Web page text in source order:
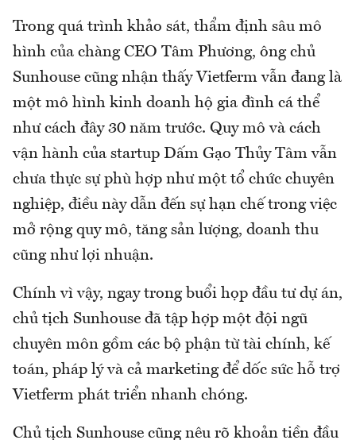
Trong quá trình khảo sát, thẩm định sâu mô
hình của chàng CEO Tâm Phương, ông chủ
Sunhouse cũng nhận thấy Vietferm vẫn đang là
một mô hình kinh doanh hộ gia đình cá thể
như cách đây 30 năm trước. Quy mô và cách
vận hành của startup Dấm Gạo Thủy Tâm vẫn
chưa thực sự phù hợp như một tổ chức chuyên
nghiệp, điều này dẫn đến sự hạn chế trong việc
mở rộng quy mô, tăng sản lượng, doanh thu
cũng như lợi nhuận.
Chính vì vậy, ngay trong buổi họp đầu tư dự án,
chủ tịch Sunhouse đã tập hợp một đội ngũ
chuyên môn gồm các bộ phận từ tài chính, kế
toán, pháp lý và cả marketing để dốc sức hỗ trợ
Vietferm phát triển nhanh chóng.
Chủ tịch Sunhouse cũng nêu rõ khoản tiền đầu